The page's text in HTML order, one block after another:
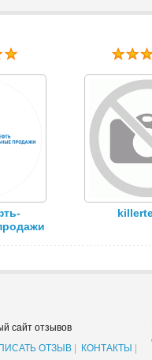
сайт отзывов
ОТЗЫВ КОНТАКТЫ